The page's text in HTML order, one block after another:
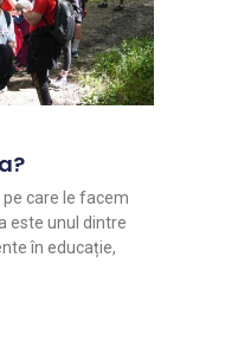
care le facem
este unul dintre
în educație,